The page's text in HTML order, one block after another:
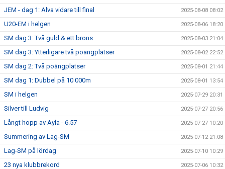
JEM - dag 1: Alva vidare till final 2025-08-08 08:02
U20-EM i helgen 2025-08-06 18:20
SM dag 3: Två guld & ett brons 2025-08-03 21:04
SM dag 3: Ytterligare två poängplatser 2025-08-02 22:52
SM dag 2: Två poängplatser 2025-08-01 21:44
SM dag 1: Dubbel på 10 000m 2025-08-01 13:54
SM i helgen 2025-07-29 20:31
Silver till Ludvig 2025-07-27 20:56
Långt hopp av Ayla - 6.57 2025-07-27 10:20
Summering av Lag-SM 2025-07-12 21:08
Lag-SM på lördag 2025-07-10 10:29
23 nya klubbrekord 2025-07-06 10:32